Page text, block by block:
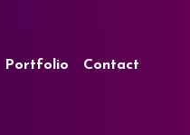
Portfolio Contact